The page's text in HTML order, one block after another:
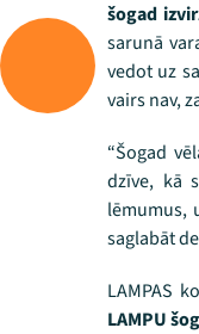
šogad
sarunā
vedot uz
vairs nav,
“Šogad
dzīve, kā
lēmumus,
saglabāt
LAMPAS
LAMPU